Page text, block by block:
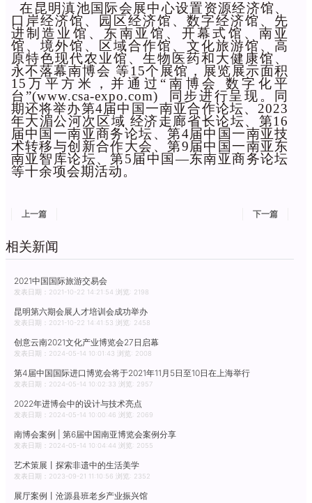
在昆明滇池国际会展中心设置资源经济馆、
口岸经济馆、园区经济馆、数字经济馆、先
进制造业馆、东南亚馆、开幕式馆、南亚
馆、境外馆、区域合作馆、文化旅游馆、高
原特色现代农业馆、生物医药和大健康馆、
永不落幕南博会 等15个展馆，展览展示面积
15万平方米，并通过“南博会 数字化平
台”(www.csa-expo.com) 同步进行呈现。同
期还将举办第4届中国一南亚合作论坛、2023
年大湄公河次区域 经济走廊省长论坛、第16
届中国一南亚商务论坛、第4届中国一南亚技
术转移与创新合作大会、第9届中国一南亚东
南亚智库论坛、第5届中国—东南亚商务论坛
等十余项会期活动。
上一篇 下一篇
相关新闻
2021中国国际旅游交易会
发表日期：2021-10-22 14:21:54 浏览: 2198
昆明第六期会展人才培训会成功举办
发表日期：2021-10-22 14:41:53 浏览: 2458
创意云南2021文化产业博览会27日启幕
发表日期：2024-05-14 10:01:43 浏览: 2008
第4届中国国际进口博览会将于2021年11月5日至10日在上海举行
发表日期：2024-05-14 10:02:33 浏览: 2957
2022年进博会中的设计与技术亮点
发表日期：2024-05-14 10:00:46 浏览: 2069
南博会案例 | 第6届中国南亚博览会案例分享
发表日期：2024-05-14 10:04:44 浏览: 2055
艺术策展丨探索非遗中的生活美学
发表日期：2023-09-21 11:10:56 浏览: 2352
展厅案例丨沧源县班老乡产业振兴馆